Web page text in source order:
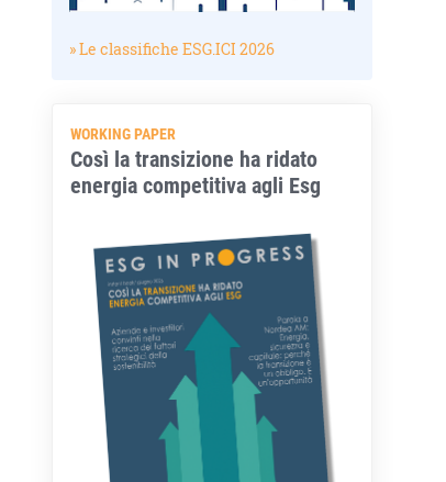
» Le classifiche ESG.ICI 2026
WORKING PAPER
Così la transizione ha ridato
energia competitiva agli Esg